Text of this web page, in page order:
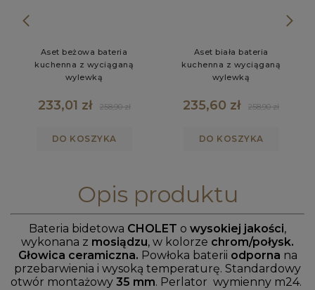
Aset beżowa bateria
kuchenna z wyciąganą
wylewką
233,01 zł 258,90 zł
DO KOSZYKA
Aset biała bateria
kuchenna z wyciąganą
wylewką
235,60 zł 258,90 zł
DO KOSZYKA
Opis produktu
Bateria bidetowa CHOLET o wysokiej jakości,
wykonana z mosiądzu, w kolorze chrom/połysk.
Głowica ceramiczna. Powłoka baterii odporna na
przebarwienia i wysoką temperaturę. Standardowy
otwór montażowy 35 mm. Perlator wymienny m24.